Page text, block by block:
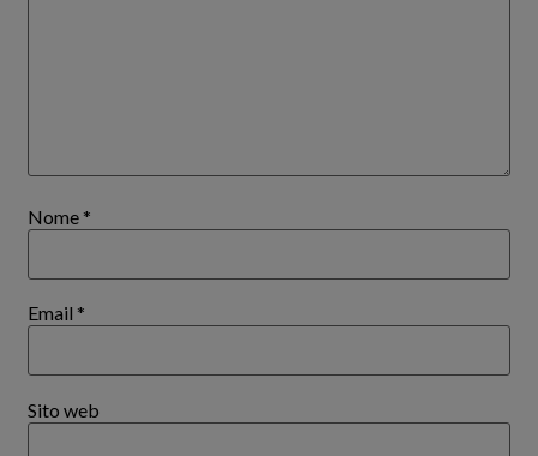
Nome *
Email *
Sito web